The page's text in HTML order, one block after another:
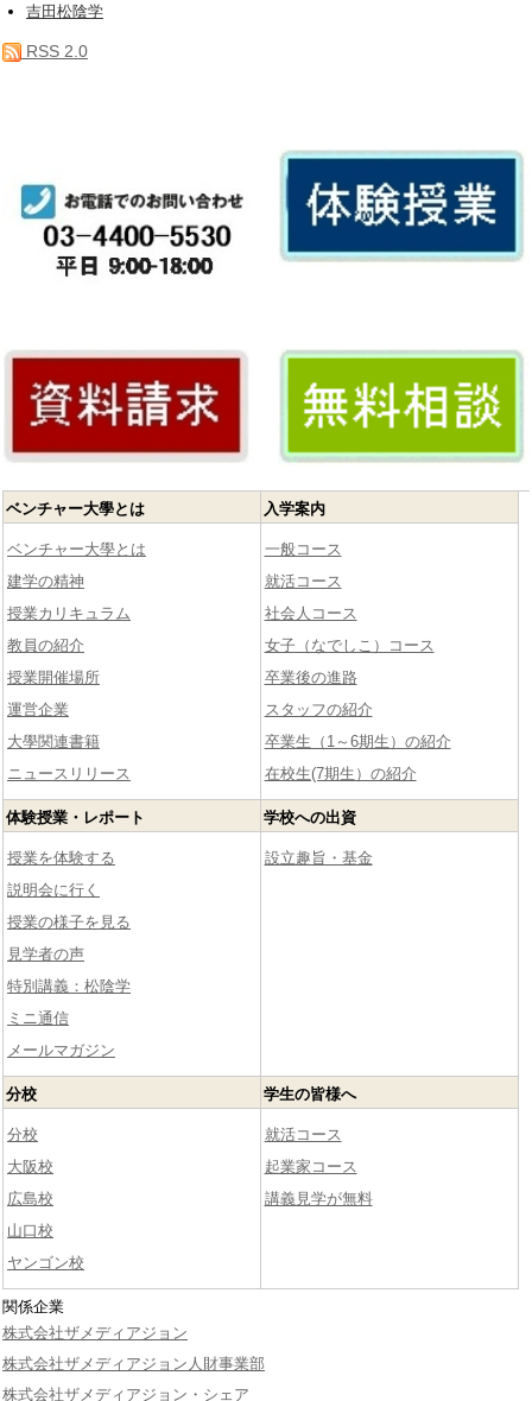
吉田松陰学
RSS 2.0
ベンチャー大學とは
ベンチャー大學とは
建学の精神
授業カリキュラム
教員の紹介
授業開催場所
運営企業
大學関連書籍
ニュースリリース
入学案内
一般コース
就活コース
社会人コース
女子（なでしこ）コース
卒業後の進路
スタッフの紹介
卒業生（1～6期生）の紹介
在校生(7期生）の紹介
体験授業・レポート
授業を体験する
説明会に行く
授業の様子を見る
見学者の声
特別講義：松陰学
ミニ通信
メールマガジン
学校への出資
設立趣旨・基金
分校
分校
大阪校
広島校
山口校
ヤンゴン校
学生の皆様へ
就活コース
起業家コース
講義見学が無料
関係企業
株式会社ザメディアジョン
株式会社ザメディアジョン人財事業部
株式会社ザメディアジョン・シェア